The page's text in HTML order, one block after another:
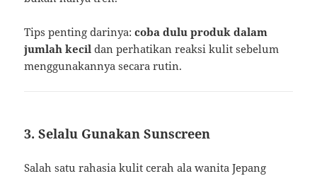
Tips penting darinya:coba dulu produk dalam
jumlah kecil dan perhatikan reaksi kulit sebelum
menggunakannya secara rutin.
3. Selalu Gunakan Sunscreen
Salah satu rahasia kulit cerah ala wanita Jepang